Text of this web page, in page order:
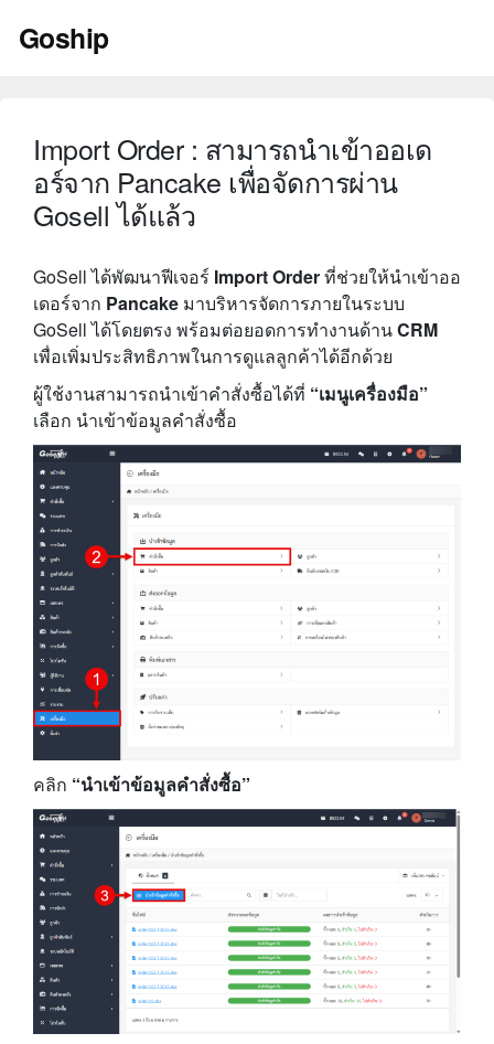
Goship
Import Order : สามารถนำเข้าออเด
อร์จาก Pancake เพื่อจัดการผ่าน
Gosell ได้แล้ว
GoSell ได้พัฒนาฟีเจอร์ Import Orderที่ช่วยให้นำเข้าออ
เดอร์จาก Pancake มาบริหารจัดการภายในระบบ
GoSell ได้โดยตรง พร้อมต่อยอดการทำงานด้านCRM
เพื่อเพิ่มประสิทธิภาพในการดูแลลูกค้าได้อีกด้วย
ผู้ใช้งานสามารถนำเข้าคำสั่งซื้อได้ที่ “เมนูเครื่องมือ”
เลือก นำเข้าข้อมูลคำสั่งซื้อ
คลิก “นำเข้าข้อมูลคำสั่งซื้อ”